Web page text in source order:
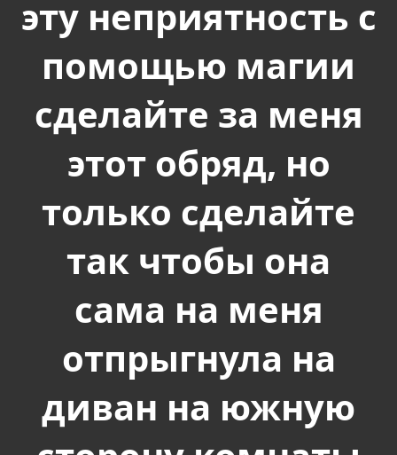
эту неприятность с
помощью магии
сделайте за меня
этот обряд, но
только сделайте
так чтобы она
сама на меня
отпрыгнула на
диван на южную